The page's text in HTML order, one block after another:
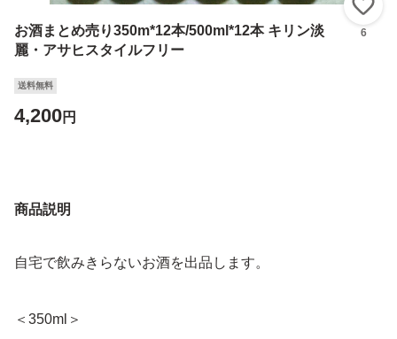
お酒まとめ売り350m*12本/500ml*12本 キリン淡
麗・アサヒスタイルフリー
6
送料無料
4,200円
商品説明
自宅で飲みきらないお酒を出品します。
＜350ml＞